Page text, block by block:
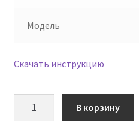
Модель
Скачать инструкцию
В корзину